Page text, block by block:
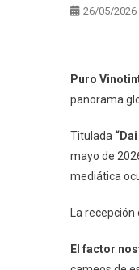
26/05/2026
Puro
panorama
Titulada
mayo de
mediática
La
El factor